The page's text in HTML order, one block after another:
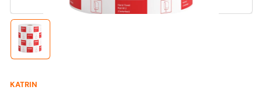
Laad
afbeelding
galerijweergave
KATRIN